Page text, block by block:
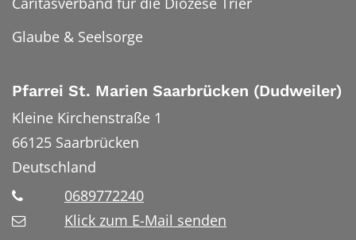
Glaube & Seelsorge
Pfarrei St. Marien Saarbrücken (Dudweiler)
Kleine Kirchenstraße 1
66125 Saarbrücken
Deutschland
0689772240
Klick zum E-Mail senden